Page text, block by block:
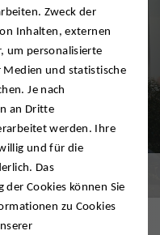
Zweck der
Inhalten, externen
um personalisierte
Medien und statistische
Je nach
an Dritte
werden. Ihre
und für die
Das
Cookies können Sie
zu Cookies